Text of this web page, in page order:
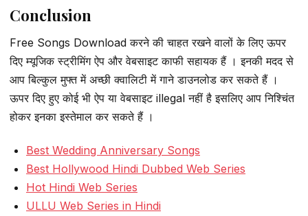
Conclusion
Free Songs Download करने की चाहत रखने वालों के लिए ऊपर
दिए म्यूजिक स्ट्रीमिंग ऐप और वेबसाइट काफी सहायक हैं । इनकी मदद से
आप बिल्कुल मुफ्त में अच्छी क्वालिटी में गाने डाउनलोड कर सकते हैं ।
ऊपर दिए हुए कोई भी ऐप या वेबसाइट illegal नहीं है इसलिए आप निश्चिंत
होकर इनका इस्तेमाल कर सकते हैं ।
Best Wedding Anniversary Songs
Best Hollywood Hindi Dubbed Web Series
Hot Hindi Web Series
ULLU Web Series in Hindi